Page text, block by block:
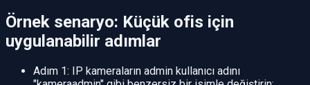
Örnek senaryo: Küçük ofis için
uygulanabilir adımlar
Adım 1: IP kameraların admin kullanıcı adını